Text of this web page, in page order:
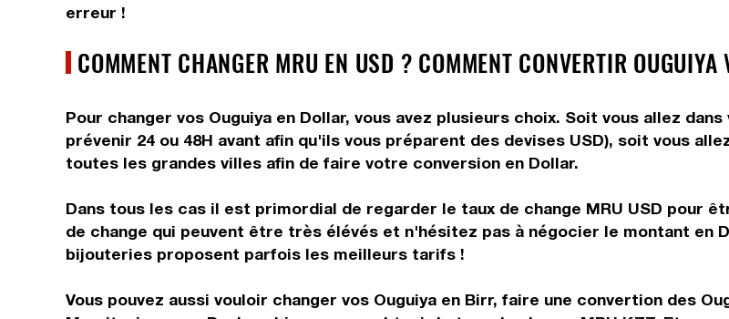
erreur !
COMMENT CHANGER MRU EN USD ? COMMENT CONVERTIR OUGUIYA
Pour changer vos Ouguiya en Dollar, vous avez plusieurs choix. Soit vous allez
prévenir 24 ou 48H avant afin qu'ils vous préparent des devises USD), soit vous
toutes les grandes villes afin de faire votre conversion en Dollar.
Dans tous les cas il est primordial de regarder le taux de change MRU USD pour
de change qui peuvent être très élévés et n'hésitez pas à négocier le montant en
bijouteries proposent parfois les meilleurs tarifs !
Vous pouvez aussi vouloir changer vos Ouguiya en Birr, faire une convertion des